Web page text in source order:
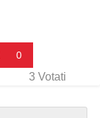
0
3 Votati